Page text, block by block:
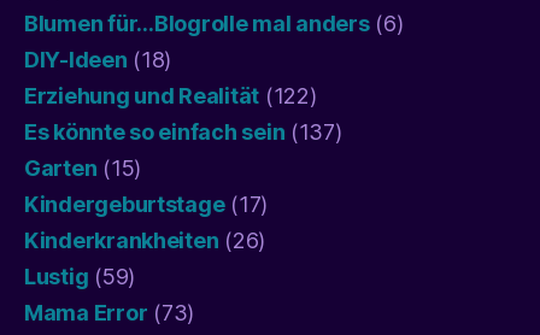
Blumen für…Blogrolle mal anders(6)
DIY-Ideen (18)
Erziehung und Realität (122)
Es könnte so einfach sein (137)
Garten (15)
Kindergeburtstage(17)
Kinderkrankheiten (26)
Lustig (59)
Mama Error (73)